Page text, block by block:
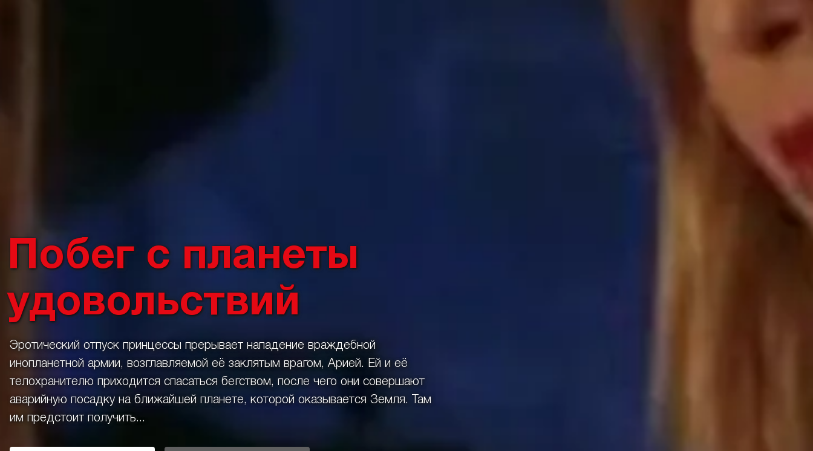
Побег с планеты
удовольствий
Эротический отпуск принцессы прерывает нападение враждебной
инопланетной армии, возглавляемой её заклятым врагом, Арией. Ей и её
телохранителю приходится спасаться бегством, после чего они совершают
аварийную посадку на ближайшей планете, которой оказывается Земля. Там
им предстоит получить...